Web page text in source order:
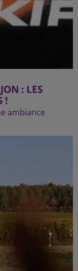
: LES
!
ambiance